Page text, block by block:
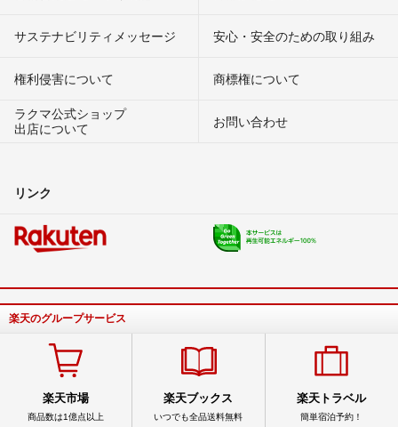
サステナビリティメッセージ 安心・安全のための取り組み
権利侵害について
商標権について
ラクマ公式ショップ
出店について
お問い合わせ
リンク
楽天のグループサービス
楽天市場
商品数は1億点以上
楽天ブックス
いつでも全品送料無料
楽天トラベル
簡単宿泊予約！